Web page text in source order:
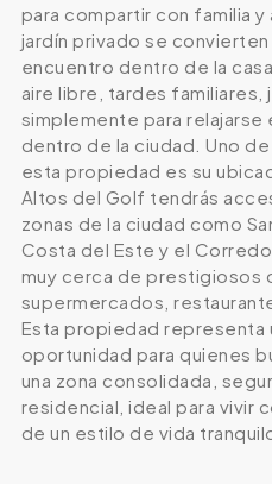
para compartir con familia y
jardín privado se
encuentro dentro de la
aire libre, tardes familiares,
simplemente para relajarse
dentro de la ciudad. Uno
esta propiedad es su
Altos del Golf tendrás
zonas de la ciudad como
Costa del Este y el
muy cerca de prestigiosos
supermercados,
Esta propiedad representa
oportunidad para quienes
una zona consolidada,
residencial, ideal para vivir
de un estilo de vida